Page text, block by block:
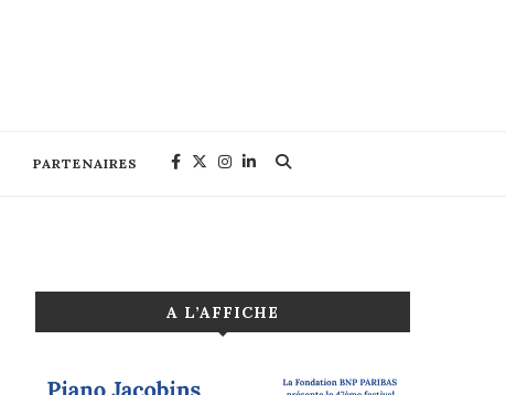
PARTENAIRES
A L’AFFICHE